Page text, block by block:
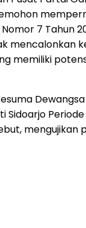
7 Tahun
mencalonkan
memiliki
mengujikan